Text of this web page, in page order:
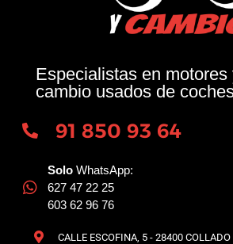
Especialistas en motores
cambio usados de
91 850 93 64
Solo WhatsApp:
627 47 22 25
603 62 96 76
CALLE ESCOFINA, 5 - 28400